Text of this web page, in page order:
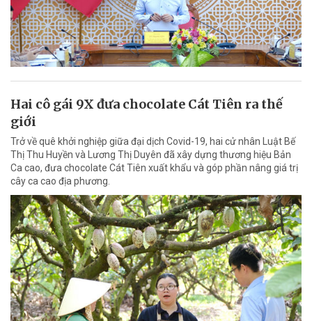
Hai cô gái 9X đưa chocolate Cát Tiên ra thế
giới
Trở về quê khởi nghiệp giữa đại dịch Covid-19, hai cử nhân Luật Bế
Thị Thu Huyền và Lương Thị Duyên đã xây dựng thương hiệu Bản
Ca cao, đưa chocolate Cát Tiên xuất khẩu và góp phần nâng giá trị
cây ca cao địa phương.